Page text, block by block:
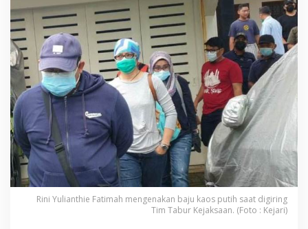
e
j
a
k
s
a
a
a
n
g
k
p
B
Rini Yulianthie Fatimah mengenakan baju kaos putih saat digiring
Tim Tabur Kejaksaan. (Foto : Kejari)